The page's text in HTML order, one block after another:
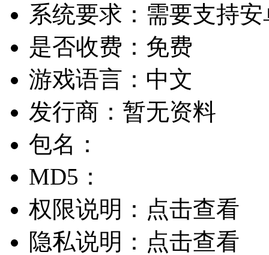
系统要求： 需要支持
是否收费： 免费
游戏语言： 中文
发行商： 暂无资料
包名：
MD5：
权限说明： 点击查看
隐私说明： 点击查看